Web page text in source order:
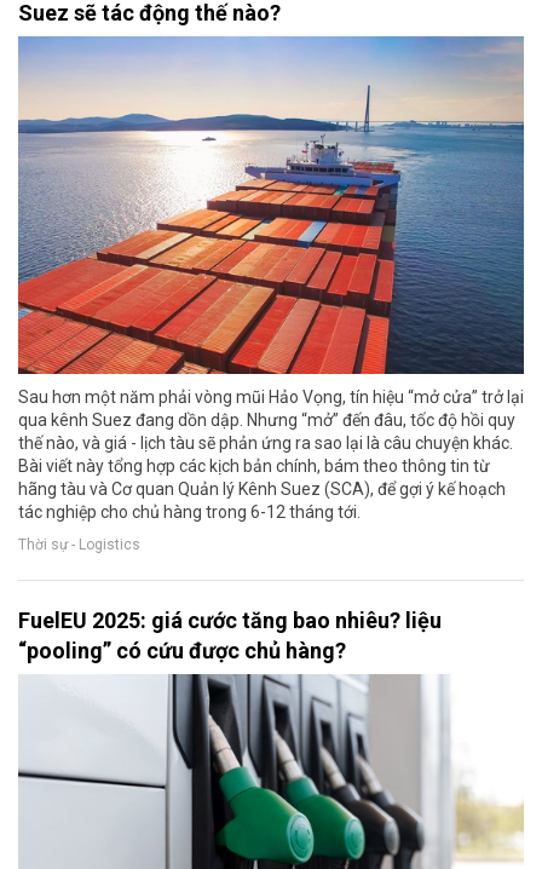
Suez sẽ tác động thế nào?
Sau hơn một năm phải vòng mũi Hảo Vọng, tín hiệu “mở cửa” trở lại
qua kênh Suez đang dồn dập. Nhưng “mở” đến đâu, tốc độ hồi quy
thế nào, và giá - lịch tàu sẽ phản ứng ra sao lại là câu chuyện khác.
Bài viết này tổng hợp các kịch bản chính, bám theo thông tin từ
hãng tàu và Cơ quan Quản lý Kênh Suez (SCA), để gợi ý kế hoạch
tác nghiệp cho chủ hàng trong 6-12 tháng tới.
Thời sự - Logistics
FuelEU 2025: giá cước tăng bao nhiêu? liệu
“pooling” có cứu được chủ hàng?